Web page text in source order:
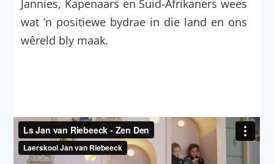
Jannies, Kapenaars en Suid-Afrikaners wees
wat ’n positiewe bydrae in die land en ons
wêreld bly maak.